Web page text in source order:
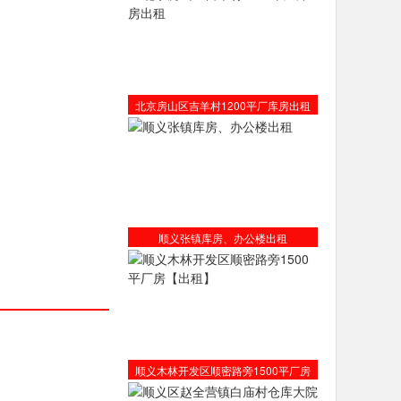
北京房山区吉羊村1200平厂库房出租
顺义张镇库房、办公楼出租
顺义木林开发区顺密路旁1500平厂房
【出租】